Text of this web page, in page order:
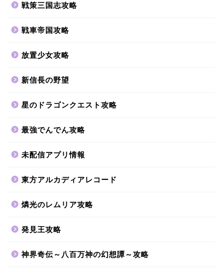
戦策三国志攻略
戦車帝国攻略
放置少女攻略
新信長の野望
星のドラゴンクエスト攻略
最強でんでん攻略
未配信アプリ情報
東方アルカディアレコード
燐光のレムリア攻略
発見王攻略
神界奇伝～八百万神の幻想譚～攻略